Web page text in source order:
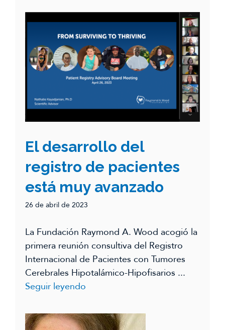
El desarrollo del
registro de pacientes
está muy avanzado
26 de abril de 2023
La Fundación Raymond A. Wood acogió la
primera reunión consultiva del Registro
Internacional de Pacientes con Tumores
Cerebrales Hipotalámico-Hipofisarios ...
Seguir leyendo